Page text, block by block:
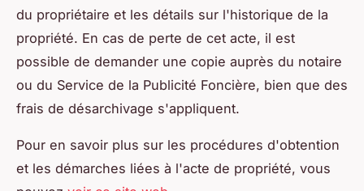
du propriétaire et les détails sur l'historique de la
propriété. En cas de perte de cet acte, il est
possible de demander une copie auprès du notaire
ou du Service de la Publicité Foncière, bien que des
frais de désarchivage s'appliquent.
Pour en savoir plus sur les procédures d'obtention
et les démarches liées à l'acte de propriété, vous